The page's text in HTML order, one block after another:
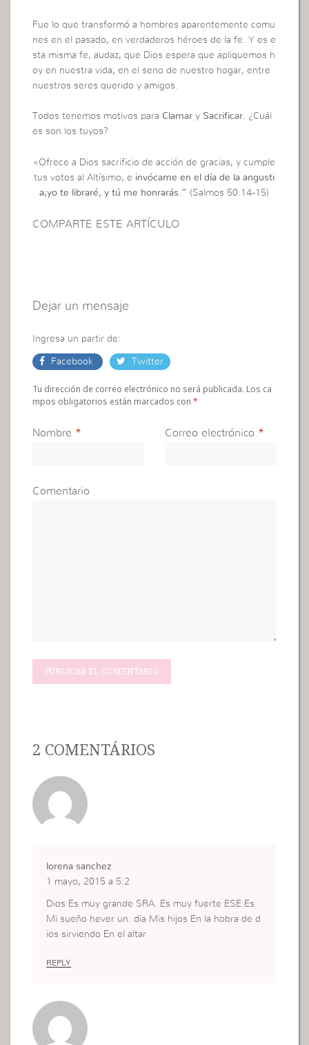
Fue lo que transformó a hombres aparentemente comu
nes en el pasado, en verdaderos héroes de la fe. Y es e
sta misma fe, audaz, que Dios espera que apliquemos h
oy en nuestra vida, en el seno de nuestro hogar, entre
nuestros seres querido y amigos.
Todos tenemos motivos para Clamar y Sacrificar. ¿Cuál
es son los tuyos?
«Ofrece a Dios sacrificio de acción de gracias, y cumple
tus votos al Altísimo; e invócame en el día de la angusti
a;yo te libraré, y tú me honrarás.” (Salmos 50.14-15)
COMPARTE ESTE ARTÍCULO
Dejar un mensaje
Ingresa un partir de:
Facebook Twitter
Tu dirección de correo electrónico no será publicada. Los ca
mpos obligatorios están marcados con*
Nombre * Correo electrónico *
Comentario
2 COMENTÁRIOS
lorena sanchez
1 mayo, 2015 a 5:2
Dios Es muy grande SRA. Es muy fuerte ESE Es
Mi sueño hever un. dia Mis hijos En la hobra de d
ios sirviendo En el altar
REPLY